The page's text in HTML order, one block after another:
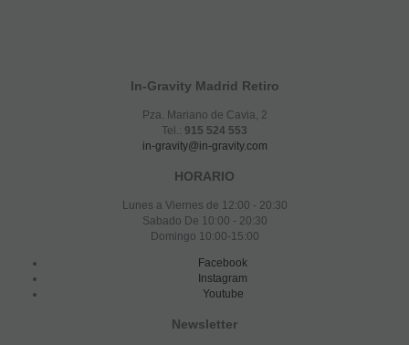
In-Gravity Madrid Retiro
Pza. Mariano de Cavia, 2
Tel.: 915 524 553
in-gravity@in-gravity.com
HORARIO
Lunes a Viernes de 12:00 - 20:30
Sabado De 10:00 - 20:30
Domingo 10:00-15:00
Facebook
Instagram
Youtube
Newsletter